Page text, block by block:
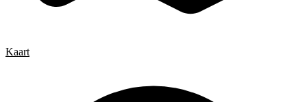
Kaart